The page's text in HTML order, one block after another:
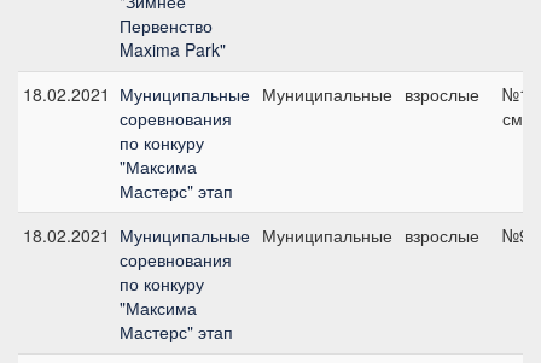
Первенство
Maxima Park"
18.02.2021 Муниципальные
соревнования
по конкуру
"Максима
Мастерс" этап
Муниципальные взрослые
см
18.02.2021 Муниципальные
соревнования
по конкуру
"Максима
Мастерс" этап
Муниципальные взрослые №9,